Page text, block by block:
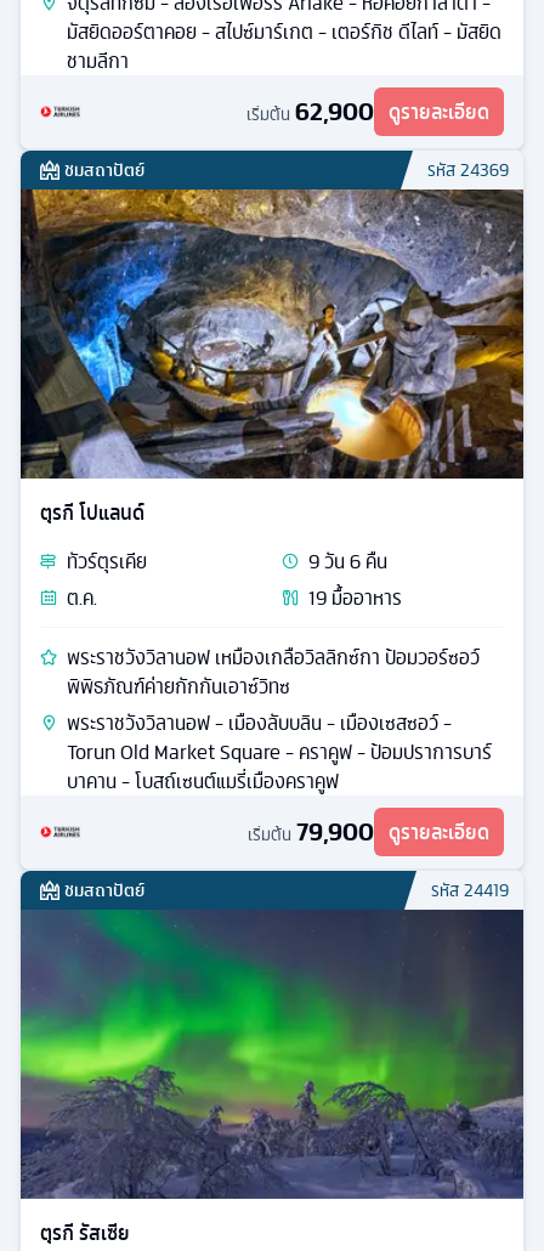
มัสยิดออร์ตาคอย - สไปซ์มาร์เกต - เตอร์กิช ดีไลท์ - มัสยิด
ชามลีกา
เริ่มต้น 62,900 ดูรายละเอียด
ชมสถาปัตย์ รหัส24369
ตุรกี โปแลนด์
ทัวร์ตุรเคีย 9วัน6คืน
ต.ค.
19มื้ออาหาร
พระราชวังวิลานอฟ เหมืองเกลือวิลลิกซ์กา ป้อมวอร์ซอว์
พิพิธภัณฑ์ค่ายกักกันเอาซ์วิทซ
พระราชวังวิลานอฟ - เมืองลับบลิน - เมืองเซสซอว์ -
Torun Old Market Square - คราคูฟ - ป้อมปราการบาร์
บาคาน - โบสถ์เซนต์แมรี่เมืองคราคูฟ
เริ่มต้น 79,900 ดูรายละเอียด
ชมสถาปัตย์ รหัส24419
ตุรกี รัสเซีย